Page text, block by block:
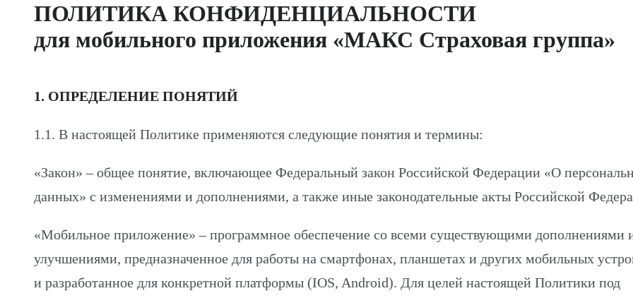
ПОЛИТИКА КОНФИДЕНЦИАЛЬНОСТИ
для мобильного приложения «МАКС Страховая группа»
1. ОПРЕДЕЛЕНИЕ ПОНЯТИЙ
1.1. В настоящей Политике применяются следующие понятия и термины:
«Закон» – общее понятие, включающее Федеральный закон Российской Федерации «О
данных» с изменениями и дополнениями, а также иные законодательные акты Российской
«Мобильное приложение» – программное обеспечение со всеми существующими дополнениями
улучшениями, предназначенное для работы на смартфонах, планшетах и других мобильных
и разработанное для конкретной платформы (IOS, Android). Для целей настоящей Политики под